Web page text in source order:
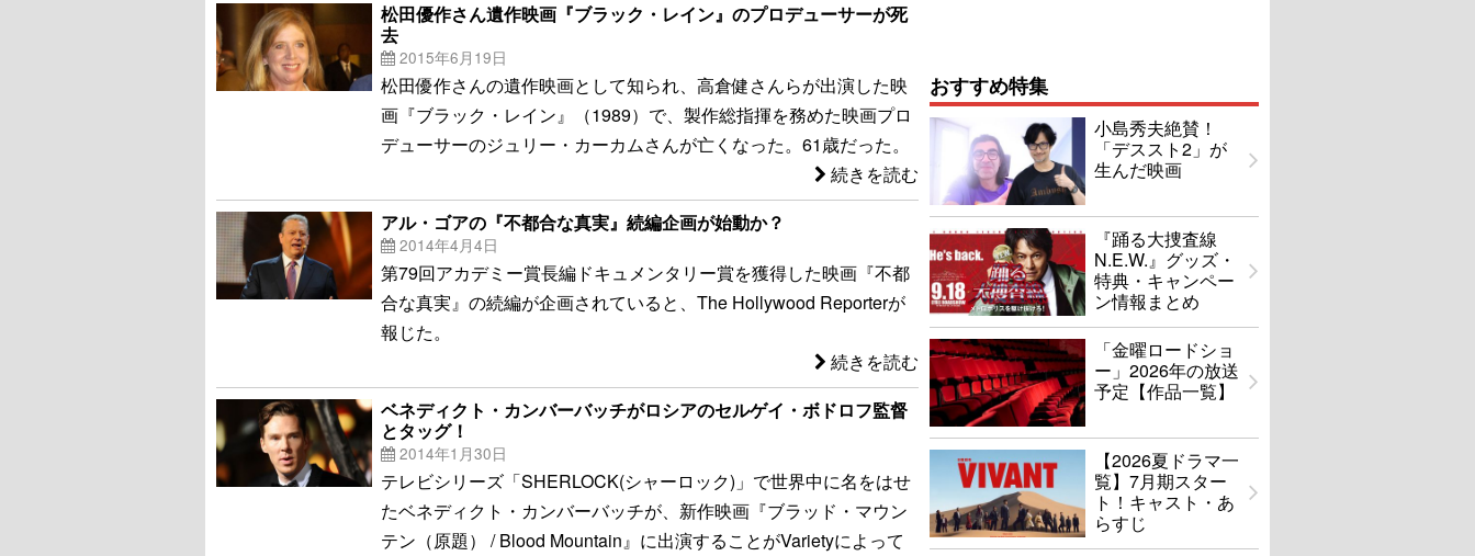
松田優作さん遺作映画『ブラック・レイン』のプロデューサーが死
去
2015年6月19日
松田優作さんの遺作映画として知られ、高倉健さんらが出演した映
画『ブラック・レイン』（1989）で、製作総指揮を務めた映画プロ
デューサーのジュリー・カーカムさんが亡くなった。61歳だった。
続きを読む
アル・ゴアの『不都合な真実』続編企画が始動か？
2014年4月4日
第79回アカデミー賞長編ドキュメンタリー賞を獲得した映画『不都
合な真実』の続編が企画されていると、The Hollywood Reporterが
報じた。
続きを読む
ベネディクト・カンバーバッチがロシアのセルゲイ・ボドロフ監督
とタッグ！
2014年1月30日
テレビシリーズ「SHERLOCK(シャーロック)」で世界中に名をはせ
たベネディクト・カンバーバッチが、新作映画『ブラッド・マウン
テン（原題） / Blood Mountain』に出演することがVarietyによって
おすすめ特集
小島秀夫絶賛！
「デススト2」が
生んだ映画
『踊る大捜査線
N.E.W.』グッズ・
特典・キャンペー
ン情報まとめ
「金曜ロードショ
ー」2026年の放送
予定【作品一覧】
【2026夏ドラマ一
覧】7月期スター
ト！キャスト・あ
らすじ